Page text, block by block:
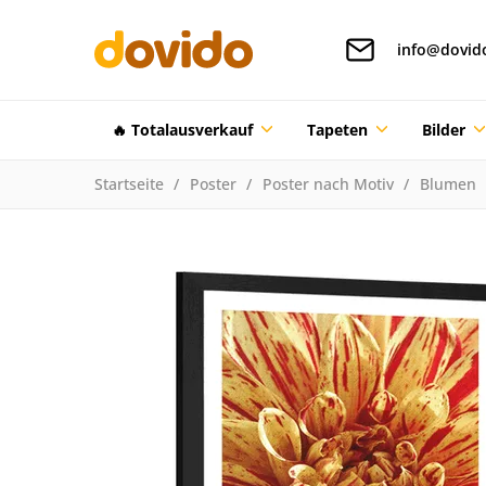
🔥 Totalausverkauf Tapeten Bilder
Startseite Poster Poster nach Motiv Blumen